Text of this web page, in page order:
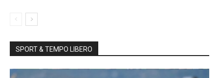
SPORT & TEMPO LIBERO